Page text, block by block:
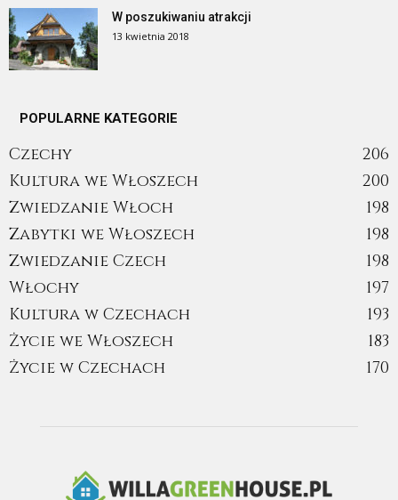
W poszukiwaniu atrakcji
13 kwietnia 2018
POPULARNE KATEGORIE
Czechy
206
Kultura we Włoszech
200
Zwiedzanie Włoch
198
Zabytki we Włoszech
198
Zwiedzanie Czech
198
Włochy
197
Kultura w Czechach
193
Życie we Włoszech
183
Życie w Czechach
170